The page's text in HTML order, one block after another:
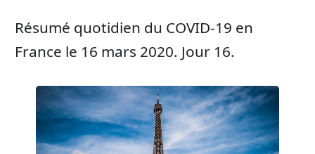
Résumé quotidien du COVID-19 en
France le 16 mars 2020. Jour 16.